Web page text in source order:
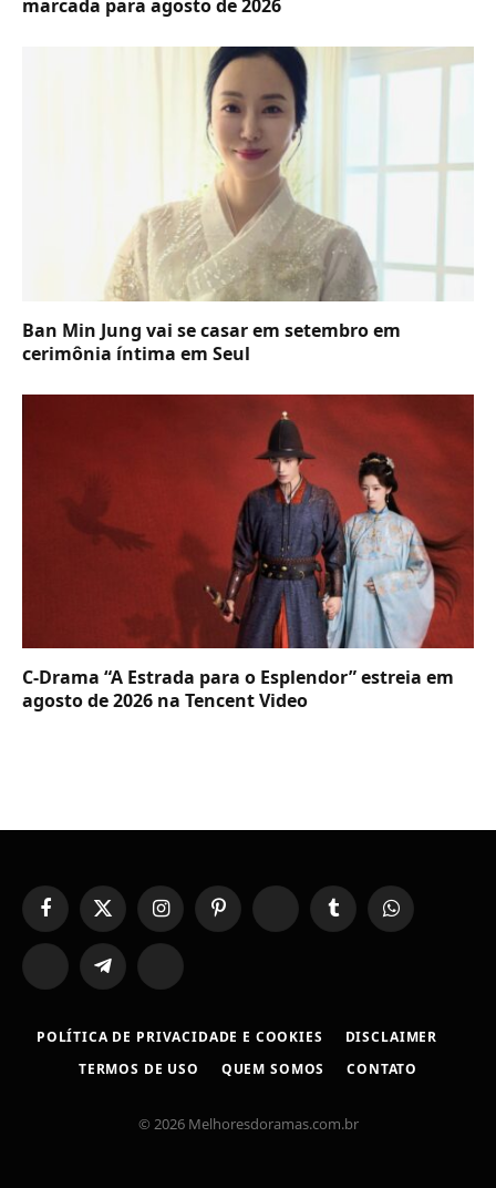
marcada para agosto de 2026
Ban Min Jung vai se casar em setembro em
cerimônia íntima em Seul
C-Drama “A Estrada para o Esplendor” estreia em
agosto de 2026 na Tencent Video
FacebookX
(Twitter)
InstagramPinterest YouTubeTumblr WhatsApp
TikTok Telegram Threads
POLÍTICA DE PRIVACIDADE E COOKIES
DISCLAIMER
TERMOS DE USO
QUEM SOMOS CONTATO
© 2026 Melhoresdoramas.com.br